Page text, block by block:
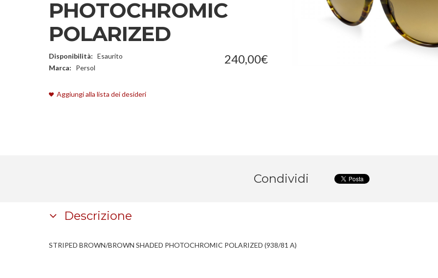
PHOTOCHROMIC
POLARIZED
Disponibilità: Esaurito
Marca:
Persol
240,00€
Aggiungi alla lista dei desideri
Condividi
Descrizione
STRIPED BROWN/BROWN SHADED PHOTOCHROMIC POLARIZED (938/81 A)